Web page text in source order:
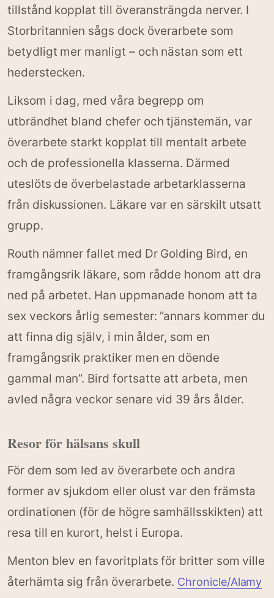
tillstånd kopplat till överansträngda nerver. I
Storbritannien sågs dock överarbete som
betydligt mer manligt – och nästan som ett
hederstecken.
Liksom i dag, med våra begrepp om
utbrändhet bland chefer och tjänstemän, var
överarbete starkt kopplat till mentalt arbete
och de professionella klasserna. Därmed
uteslöts de överbelastade arbetarklasserna
från diskussionen. Läkare var en särskilt utsatt
grupp.
Routh nämner fallet med Dr Golding Bird, en
framgångsrik läkare, som rådde honom att dra
ned på arbetet. Han uppmanade honom att ta
sex veckors årlig semester: ”annars kommer du
att finna dig själv, i min ålder, som en
framgångsrik praktiker men en döende
gammal man”. Bird fortsatte att arbeta, men
avled några veckor senare vid 39 års ålder.
Resor för hälsans skull
För dem som led av överarbete och andra
former av sjukdom eller olust var den främsta
ordinationen (för de högre samhällsskikten) att
resa till en kurort, helst i Europa.
Menton blev en favoritplats för britter som ville
återhämta sig från överarbete. Chronicle/Alamy